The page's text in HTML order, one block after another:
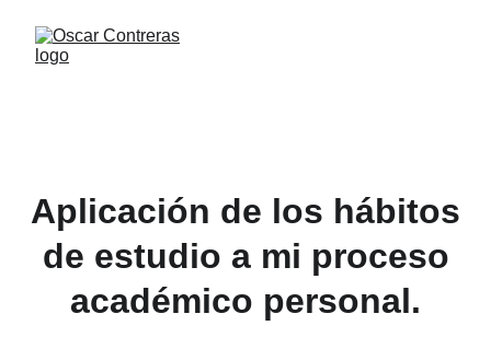
Aplicación de los hábitos
de estudio a mi proceso
académico personal.